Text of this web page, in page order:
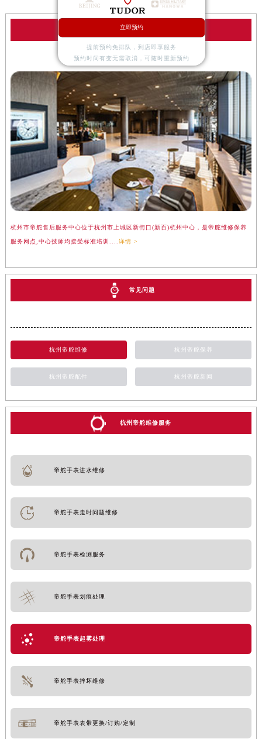
帝舵服务中心
杭州帝舵售后服务中心
杭州市帝舵售后服务中心位于杭州市上城区新街口(新百)杭州中心，是帝舵维修保养
服务网点,中心技师均接受标准培训.... 详情 >
常见问题
杭州帝舵维修 杭州帝舵保养
杭州帝舵配件 杭州帝舵新闻
杭州帝舵维修服务
帝舵手表进水维修
帝舵手表走时问题维修
帝舵手表检测服务
帝舵手表划痕处理
帝舵手表起雾处理
帝舵手表摔坏维修
帝舵手表表带更换/订购/定制
立即预约
提前预约免排队，到店即享服务
预约时间有变无需取消，可随时重新预约